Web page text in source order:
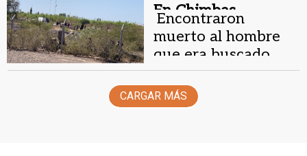
En Chimbas.
Encontraron
muerto al hombre
que era buscado
desde hace seis días
CARGAR MÁS